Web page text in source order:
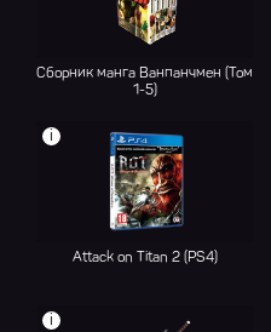
Сборник манга Ванпанчмен (Том
1-5)
i
Attack on Titan 2 (PS4)
i